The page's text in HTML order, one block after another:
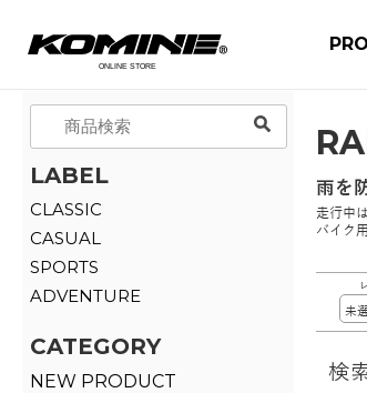
LABEL
CLASSIC
CASUAL
SPORTS
ADVENTURE
CATEGORY
NEW PRODUCT
雨を
走行中
バイク
検